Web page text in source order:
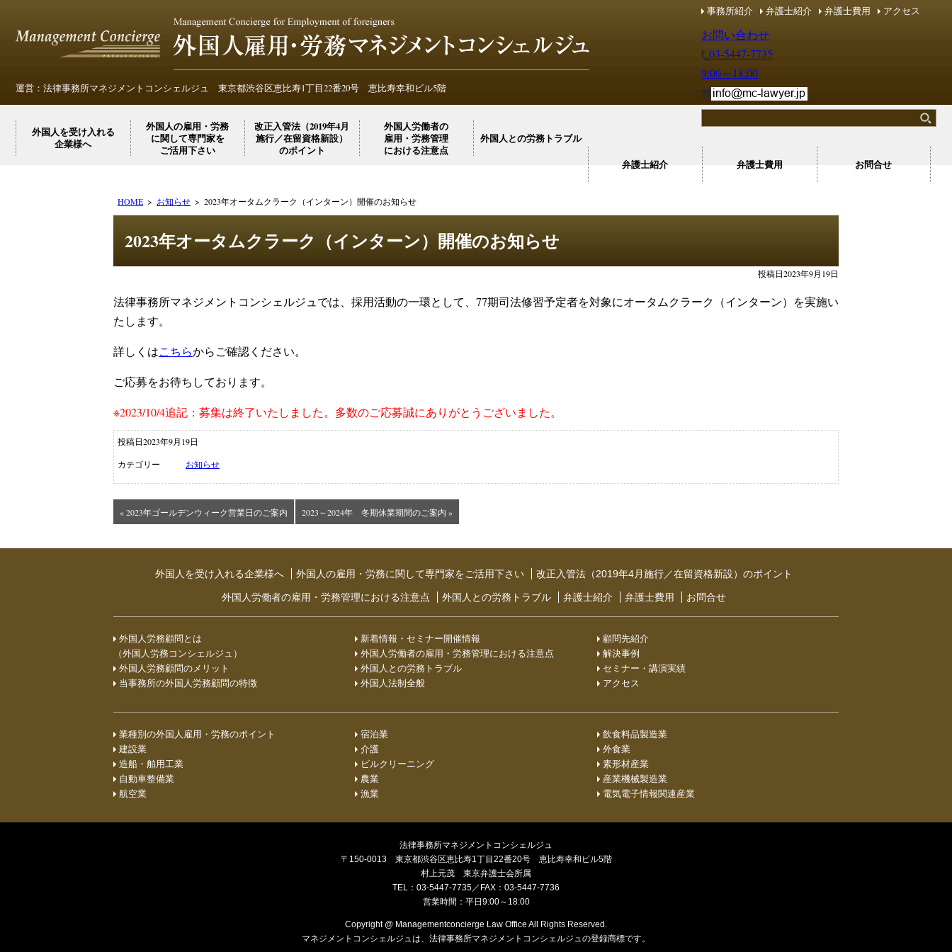
外国人雇用・労務マネジメントコンシェルジュ
外国人雇用・労務マネジメントコンシェルジュ
運営：法律事務所マネジメントコンシェルジュ 東京都渋谷区恵比寿1丁目22番20号 恵比寿幸和ビル5階
事務所紹介 弁護士紹介 弁護士費用 アクセス
お問い合わせ
03-5447-7735
9:00～18:00
外国人を受け入れる
企業様へ
外国人の雇用・労務
に関して専門家を
ご活用下さい
改正入管法（2019年4月
施行／在留資格新設）
のポイント
外国人労働者の
雇用・労務管理
における注意点
外国人との労務トラブル
弁護士紹介 弁護士費用 お問合せ
HOME お知らせ 2023年オータムクラーク（インターン）開催のお知らせ
2023年オータムクラーク（インターン）開催のお知らせ
投稿日2023年9月19日
法律事務所マネジメントコンシェルジュでは、採用活動の一環として、 77期司法修習予定者を対象にオータムクラーク（インターン）を実施い
たします。
詳しくはこちらからご確認ください。
ご応募をお待ちしております。
※2023/10/4追記：募集は終了いたしました。多数のご応募誠にありがとうございました。
投稿日2023年9月19日
カテゴリー
お知らせ
« 2023年ゴールデンウィーク営業日のご案内 2023～2024年 冬期休業期間のご案内 »
外国人を受け入れる企業様へ 外国人の雇用・労務に関して専門家をご活用下さい 改正入管法（2019年4月施行／在留資格新設）のポイント
外国人労働者の雇用・労務管理における注意点 外国人との労務トラブル 弁護士紹介 弁護士費用 お問合せ
外国人労務顧問とは
（外国人労務コンシェルジュ）
外国人労務顧問のメリット
当事務所の外国人労務顧問の特徴
新着情報・セミナー開催情報
外国人労働者の雇用・労務管理における注意点
外国人との労務トラブル
外国人法制全般
顧問先紹介
解決事例
セミナー・講演実績
アクセス
業種別の外国人雇用・労務のポイント
建設業
造船・舶用工業
自動車整備業
航空業
宿泊業
介護
ビルクリーニング
農業
漁業
飲食料品製造業
外食業
素形材産業
産業機械製造業
電気電子情報関連産業
法律事務所マネジメントコンシェルジュ
〒150-0013 東京都渋谷区恵比寿1丁目22番20号 恵比寿幸和ビル5階
村上元茂 東京弁護士会所属
TEL：03-5447-7735／FAX：03-5447-7736
営業時間：平日9:00～18:00
Copyright @ Managementconcierge Law Office All Rights Reserved.
マネジメントコンシェルジュは、法律事務所マネジメントコンシェルジュの登録商標です。